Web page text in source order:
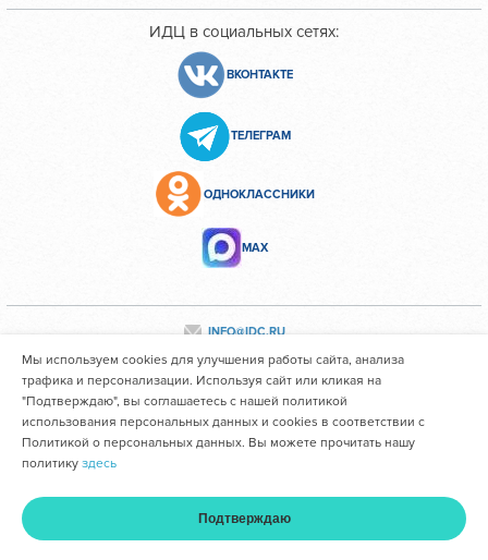
Главная Услуги и цены Оплата Кабинет
ИДЦ в социальных сетях:
ВКОНТАКТЕ
ТЕЛЕГРАМ
ОДНОКЛАССНИКИ
МАХ
INFO@IDC.RU
Все персональные данные сотрудников размещены с их
согласия
Областное государственное автономное учреждение
здравоохранения "Иркутский областной клинический
консультативно-диагностический центр им. И.В. Ушакова"
Мы используем cookies для улучшения работы сайта, анализа
трафика и персонализации. Используя сайт или кликая на
"Подтверждаю", вы соглашаетесь с нашей политикой
использования персональных данных и cookies в соответствии с
Политикой о персональных данных. Вы можете прочитать нашу
политику здесь
Подтверждаю